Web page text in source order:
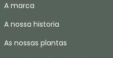
A marca
A nossa historia
As nossas plantas